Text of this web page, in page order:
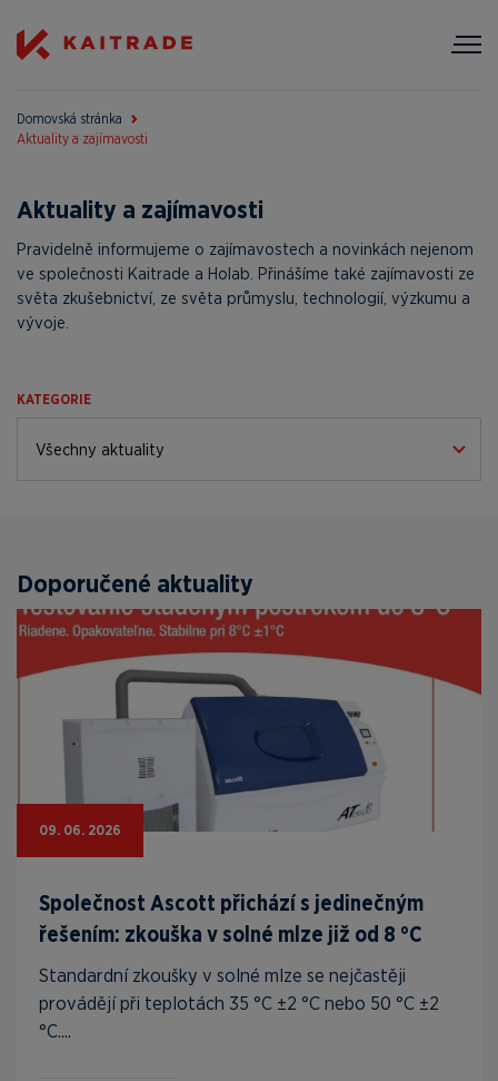
Domovská stránka
Aktuality a zajímavosti
Aktuality a zajímavosti
Pravidelně informujeme o zajímavostech a novinkách nejenom
ve společnosti Kaitrade a Holab. Přinášíme také zajímavosti ze
světa zkušebnictví, ze světa průmyslu, technologií, výzkumu a
vývoje.
KATEGORIE
Doporučené aktuality
09. 06. 2026
Společnost Ascott přichází s jedinečným
řešením: zkouška v solné mlze již od 8 °C
Standardní zkoušky v solné mlze se nejčastěji
provádějí při teplotách 35 °C ±2 °C nebo 50 °C ±2
°C....